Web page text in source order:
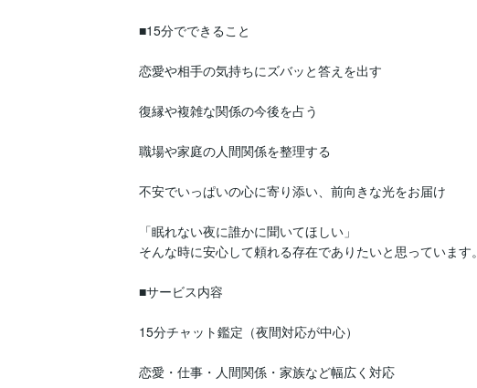
■15分でできること
恋愛や相手の気持ちにズバッと答えを出す
復縁や複雑な関係の今後を占う
職場や家庭の人間関係を整理する
不安でいっぱいの心に寄り添い、前向きな光をお届け
「眠れない夜に誰かに聞いてほしい」
そんな時に安心して頼れる存在でありたいと思っています。
■サービス内容
15分チャット鑑定（夜間対応が中心）
恋愛・仕事・人間関係・家族など幅広く対応